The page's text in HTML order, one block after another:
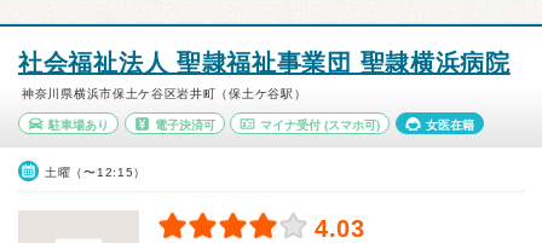
社会福祉法人 聖隷福祉事業団 聖隷横浜病院
神奈川県横浜市保土ケ谷区岩井町（保土ケ谷駅）
駐車場あり 電子決済可 マイナ受付 (スマホ可) 女医在籍
土曜（〜12:15）
4.03